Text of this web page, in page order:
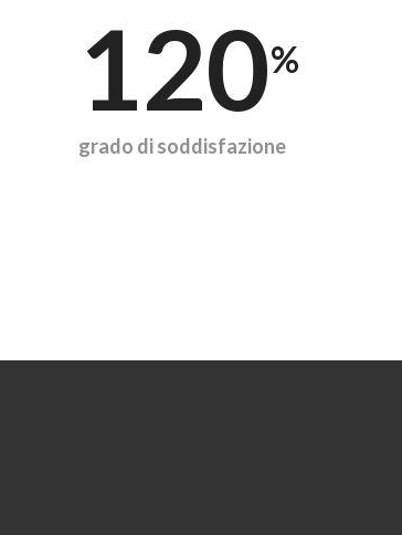
120%
grado di soddisfazione